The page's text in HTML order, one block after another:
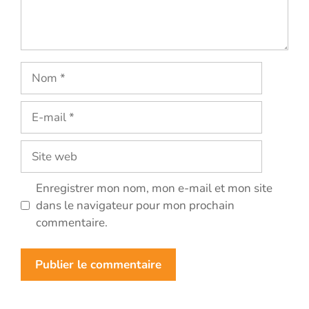
Nom
mail
Site
web
Enregistrer mon nom, mon e-mail et mon site
dans le navigateur pour mon prochain
commentaire.